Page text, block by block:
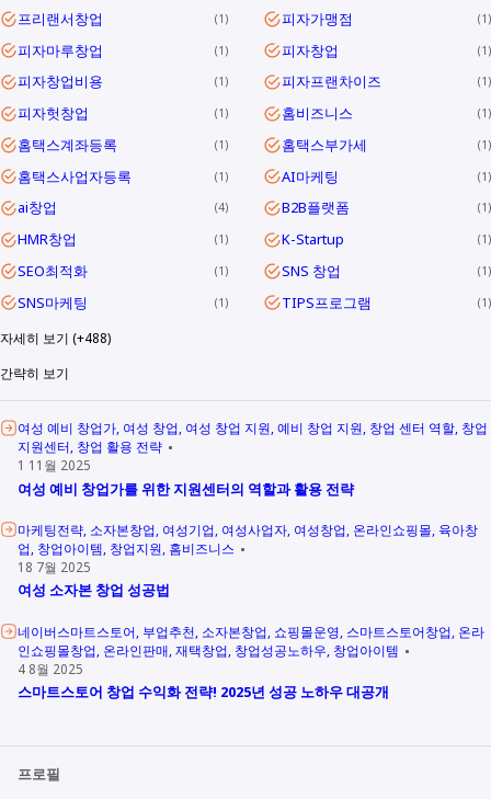
프리랜서창업 1 피자가맹점 1
피자마루창업 1 피자창업 1
피자창업비용 1 피자프랜차이즈 1
피자헛창업 1 홈비즈니스 1
홈택스계좌등록 1 홈택스부가세 1
홈택스사업자등록 1 AI마케팅 1
ai창업 4 B2B플랫폼 1
HMR창업 1 K-Startup 1
SEO최적화 1 SNS 창업 1
SNS마케팅 1 TIPS프로그램 1
자세히 보기 (+488)
간략히 보기
여성 예비 창업가 여성 창업 여성 창업 지원 예비 창업 지원 창업 센터 역할 창업
지원센터 창업 활용 전략
1 11월 2025
여성 예비 창업가를 위한 지원센터의 역할과 활용 전략
마케팅전략 소자본창업 여성기업 여성사업자 여성창업 온라인쇼핑몰 육아창
업 창업아이템 창업지원 홈비즈니스
18 7월 2025
여성 소자본 창업 성공법
네이버스마트스토어 부업추천 소자본창업 쇼핑몰운영 스마트스토어창업 온라
인쇼핑몰창업 온라인판매 재택창업 창업성공노하우 창업아이템
4 8월 2025
스마트스토어 창업 수익화 전략! 2025년 성공 노하우 대공개
프로필